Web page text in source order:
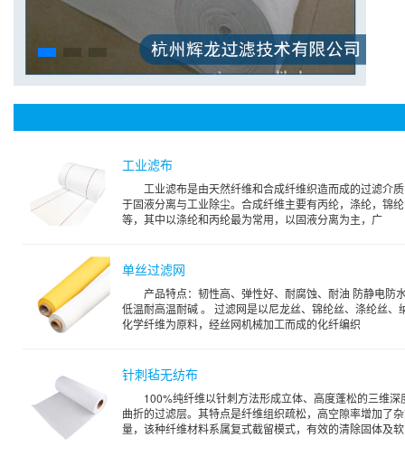
工业滤布
工业滤布是由天然纤维和合成纤维织造而成的过滤介
于固液分离与工业除尘。合成纤维主要有丙纶，涤纶，锦
等，其中以涤纶和丙纶最为常用，以固液分离为主，广
单丝过滤网
产品特点：韧性高、弹性好、耐腐蚀、耐油 防静电防
低温耐高温耐碱 。 过滤网是以尼龙丝、锦纶丝、涤纶丝、
化学纤维为原料，经丝网机械加工而成的化纤编织
针刺毡无纺布
100%纯纤维以针刺方法形成立体、高度蓬松的三维深
曲折的过滤层。其特点是纤维组织疏松，高空隙率增加了
量，该种纤维材料系属复式截留模式，有效的清除固体及